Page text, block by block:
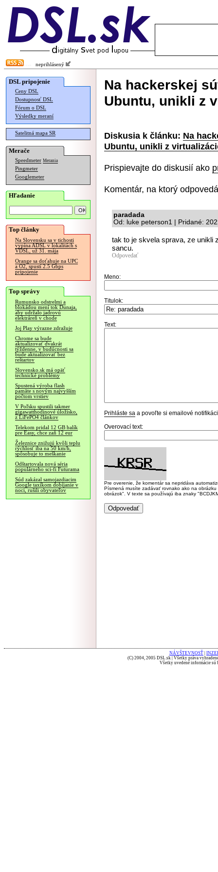
neprihlásený
DSL pripojenie
Ceny DSL
Dostupnosť DSL
Fórum o DSL
Výsledky meraní
Satelitná mapa SR
Merače
Speedmeter Merania
Pingmeter
Googlemeter
Hľadanie
Top články
Na Slovensku sa v tichosti
vypína ADSL v lokalitách s
VDSL, už 31. mája
Orange sa doťahuje na UPC
a O2, spustí 2.5 Gbps
pripojenie
Top správy
Rumunsko odstrelmi a
blokádou mení tok Dunaja,
aby udržalo jadrovú
elektráreň v chode
Joj Play výrazne zdražuje
Chrome sa bude
aktualizovať dvakrát
týždenne, v budúcnosti sa
bude aktualizovať bez
reštartov
Slovensko.sk má opäť
technické problémy
Spustená výroba flash
pamäte s novým najvyšším
počtom vrstiev
V Poľsku spustili takmer
gigawatthodinové úložisko,
z LiFePO4 článkov
Telekom pridal 12 GB balík
pre Easy, chce zaň 12 eur
Železnice znižujú kvôli teplu
rýchlosť iba na 50 km/h,
spôsobuje to meškanie
Odštartovala nová séria
populárneho sci-fi Futurama
Súd zakázal samojazdiacim
Google taxíkom dobíjanie v
noci, rušili obyvateľov
Na hackerskej
Ubuntu, unikli z
Diskusia k článku: Na
Ubuntu, unikli z
Prispievajte do diskusií ako
Komentár, na ktorý
paradada
Od: luke peterson1 | Pridané:
tak to je skvela sprava, ze unikli
sancu.
Odpovedať
Meno:
Titulok:
Text:
Prihláste sa a povoľte si emailové
Overovací text:
Pre overenie, že komentár sa nepridáva
Písmená musíte zadávať rovnako ako na
obrázok". V texte sa používajú iba znaky
NÁVŠTEVNOSŤ
(C) 2004, 2005 DSL.sk | Všetky práva
Všetky uvedené informácie sú